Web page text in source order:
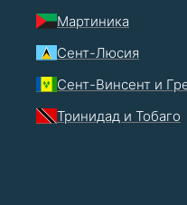
Мартиника
Сент-Люсия
Сент-Винсент и
Тринидад и Тобаго